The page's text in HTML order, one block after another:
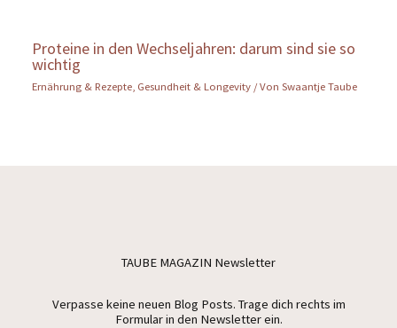
Proteine in den Wechseljahren: darum sind sie so
wichtig
Ernährung & Rezepte, Gesundheit & Longevity / VonSwaantje Taube
TAUBE MAGAZIN Newsletter
Verpasse keine neuen Blog Posts. Trage dich rechts im
Formular in den Newsletter ein.